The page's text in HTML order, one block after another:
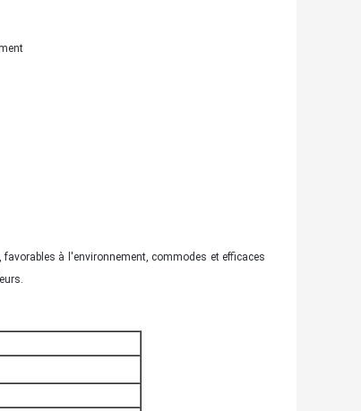
à l'environnement, commodes et efficaces